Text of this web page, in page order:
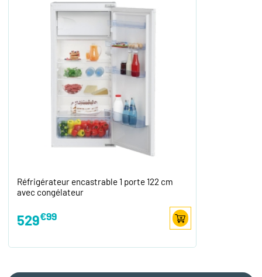
Réfrigérateur encastrable 1 porte 122 cm
avec congélateur
529€99